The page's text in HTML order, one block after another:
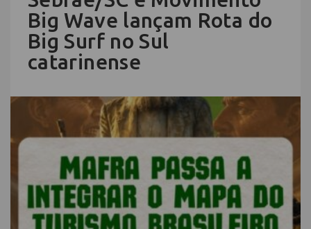
Big Wave lançam Rota do
Big Surf no Sul
catarinense